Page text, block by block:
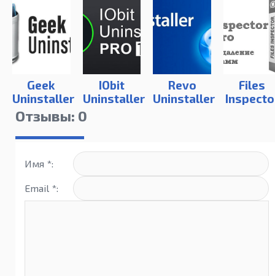
Geek
Uninstaller
IObit
Uninstaller
Revo
Uninstaller
Files
Отзывы: 0
Имя *:
Email *: